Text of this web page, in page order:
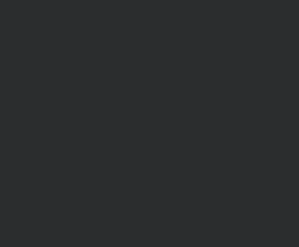
兩人中的差不多。青菜ok。米
好吃
心